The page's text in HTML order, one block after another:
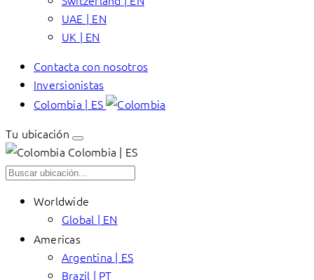
UAE | EN
UK | EN
Contacta con nosotros
Inversionistas
Colombia | ES
Tu ubicación
Colombia | ES
Worldwide
Global | EN
Americas
Argentina | ES
Brazil | PT